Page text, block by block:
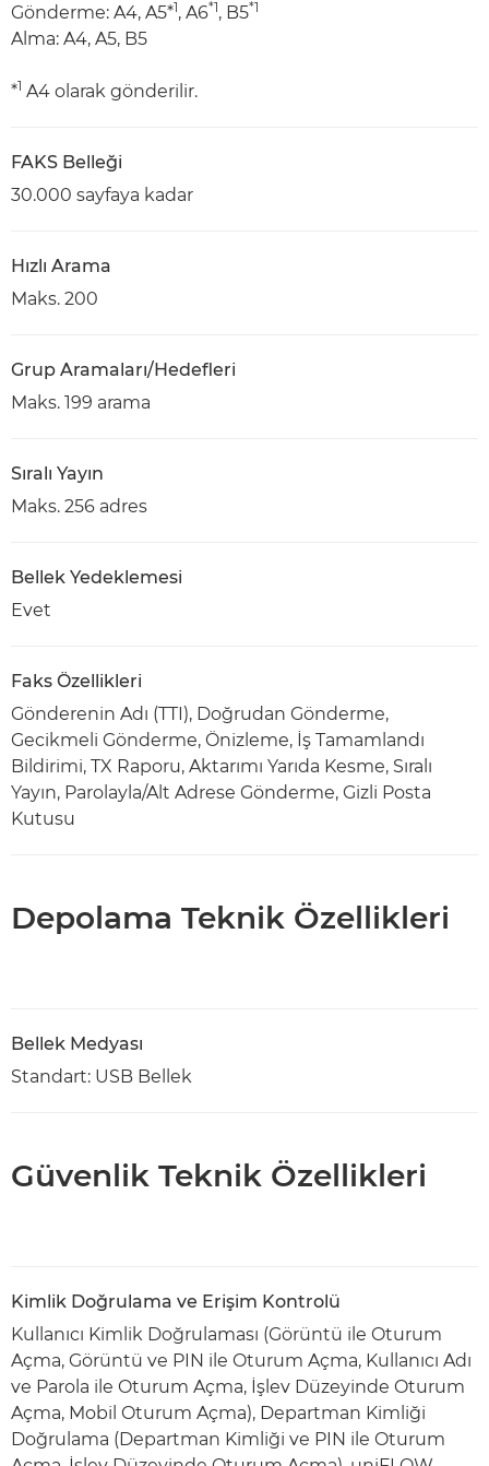
Gönderme: A4, A5*1, A6*1, B5*1
Alma: A4, A5, B5
*1 A4 olarak gönderilir.
FAKS Belleği
30.000 sayfaya kadar
Hızlı Arama
Maks. 200
Grup Aramaları/Hedefleri
Maks. 199 arama
Sıralı Yayın
Maks. 256 adres
Bellek Yedeklemesi
Evet
Faks Özellikleri
Gönderenin Adı (TTI), Doğrudan Gönderme,
Gecikmeli Gönderme, Önizleme, İş Tamamlandı
Bildirimi, TX Raporu, Aktarımı Yarıda Kesme, Sıralı
Yayın, Parolayla/Alt Adrese Gönderme, Gizli Posta
Kutusu
Depolama Teknik Özellikleri
Bellek Medyası
Standart: USB Bellek
Güvenlik Teknik Özellikleri
Kimlik Doğrulama ve Erişim Kontrolü
Kullanıcı Kimlik Doğrulaması (Görüntü ile Oturum
Açma, Görüntü ve PIN ile Oturum Açma, Kullanıcı Adı
ve Parola ile Oturum Açma, İşlev Düzeyinde Oturum
Açma, Mobil Oturum Açma), Departman Kimliği
Doğrulama (Departman Kimliği ve PIN ile Oturum